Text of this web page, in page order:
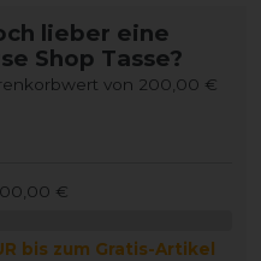
lieber eine
Shop Tasse?
von 200,00 €
€
bis zum Gratis-Artikel